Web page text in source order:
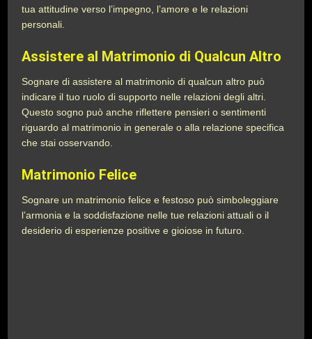
tua attitudine verso l’impegno, l’amore e le relazioni
personali.
Assistere al Matrimonio di Qualcun Altro
Sognare di assistere al matrimonio di qualcun altro può
indicare il tuo ruolo di supporto nelle relazioni degli altri.
Questo sogno può anche riflettere pensieri o sentimenti
riguardo al matrimonio in generale o alla relazione specifica
che stai osservando.
Matrimonio Felice
Sognare un matrimonio felice e festoso può simboleggiare
l’armonia e la soddisfazione nelle tue relazioni attuali o il
desiderio di esperienze positive e gioiose in futuro.